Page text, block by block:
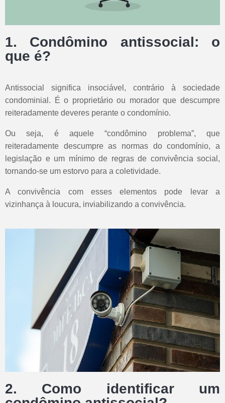
1. Condômino antissocial: o
que é?
Antissocial significa insociável, contrário à sociedade
condominial. É o proprietário ou morador que descumpre
reiteradamente deveres perante o condomínio.
Ou seja, é aquele “condômino problema”, que
reiteradamente descumpre as normas do condomínio, a
legislação e um mínimo de regras de convivência social,
tornando-se um estorvo para a coletividade.
A convivência com esses elementos pode levar a
vizinhança à loucura, inviabilizando a convivência.
2. Como identificar um